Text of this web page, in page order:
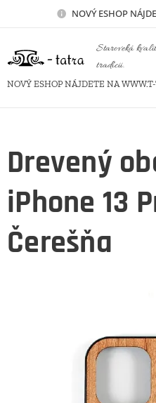
NOVÝESHOP
Staroveká
tradícii.
NOVÝ ESHOP NÁJDETE NA
Drevený
iPhone 13
Čerešňa